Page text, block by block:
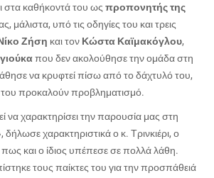
στα καθήκοντά του ως προπονητής της
μάλιστα, υπό τις οδηγίες του και τρεις
Ζήση και τον Κώστα Καϊμακόγλου,
που δεν ακολούθησε την ομάδα στη
να κρυφτεί πίσω από το δάχτυλό του,
προκαλούν προβληματισμό.
να χαρακτηρίσει την παρουσία μας στη
δήλωσε χαρακτηριστικά ο κ. Τρινκιέρι, ο
και ο ίδιος υπέπεσε σε πολλά λάθη.
τους παίκτες του για την προσπάθειά